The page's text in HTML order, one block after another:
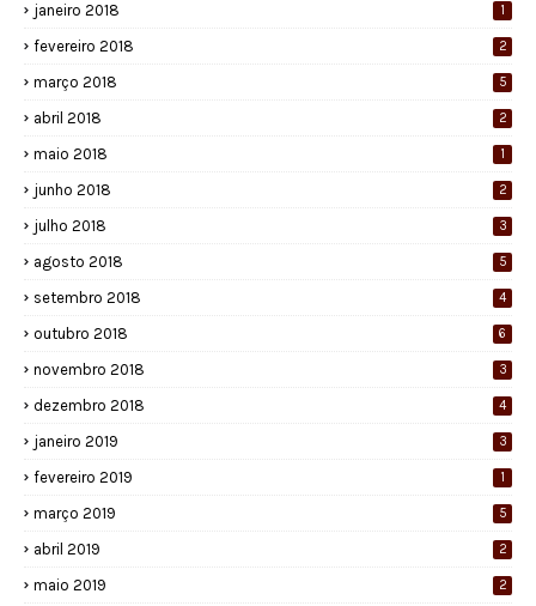
janeiro 2018 1
fevereiro 2018 2
março 2018 5
abril 2018 2
maio 2018 1
junho 2018 2
julho 2018 3
agosto 2018 5
setembro 2018 4
outubro 2018 6
novembro 2018 3
dezembro 2018 4
janeiro 2019 3
fevereiro 2019 1
março 2019 5
abril 2019 2
maio 2019 2